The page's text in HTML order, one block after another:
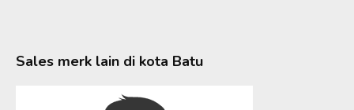
Sales merk lain di kota Batu